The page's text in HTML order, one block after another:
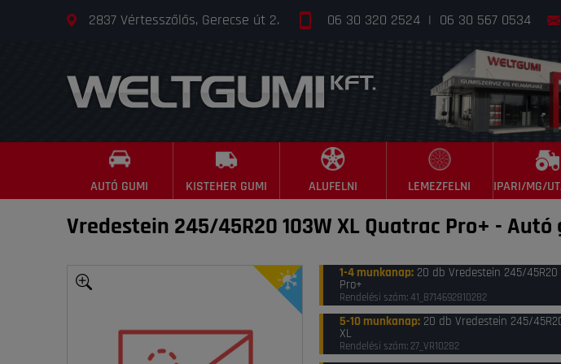
2837 Vértesszőlős, Gerecse út 2. 06 30 320 2524 | 06 30 567 0534
AUTÓ GUMI KISTEHER GUMI ALUFELNI LEMEZFELNI IPARI/MG/
Vredestein 245/45R20 103W XL Quatrac Pro+ -Autó
1-4 munkanap: 20 db Vredestein 245/45R20
Pro+
Rendelési szám: 41_8714692810282
5-10 munkanap: 20 db Vredestein 245/
XL
Rendelési szám: 27_VR10282